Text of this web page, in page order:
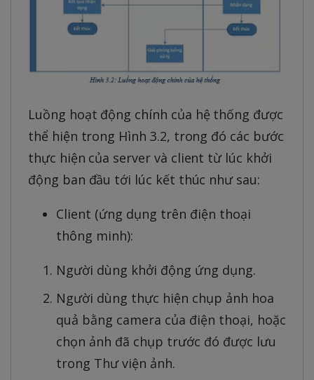
Luồng hoạt động chính của hệ thống được
thể hiện trong Hình 3.2, trong đó các bước
thực hiện của server và client từ lúc khởi
động ban đầu tới lúc kết thúc như sau:
Client (ứng dụng trên điện thoại
thông minh):
Người dùng khởi động ứng dụng.
Người dùng thực hiện chụp ảnh hoa
quả bằng camera của điện thoại, hoặc
chọn ảnh đã chụp trước đó được lưu
trong Thư viện ảnh.